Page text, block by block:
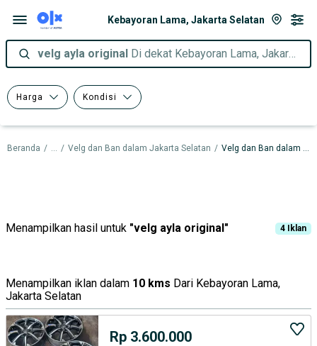
Kebayoran Lama, Jakarta Selatan
velg ayla original Di dekat Kebayoran Lama, Jakarta Selatan
Harga Kondisi
Beranda / ... / Velg dan Ban dalam Jakarta Selatan / Velg dan Ban dalam Kebayoran Lama
Menampilkan hasil untuk "velg ayla original" 4 Iklan
Menampilkan iklan dalam 10 kms Dari Kebayoran Lama,
Jakarta Selatan
Rp 3.600.000